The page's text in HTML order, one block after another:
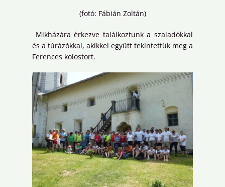
(fotó: Fábián Zoltán)
Mikházára érkezve találkoztunk a szaladókkal
és a túrázókkal, akikkel együtt tekintettük meg a
Ferences kolostort.